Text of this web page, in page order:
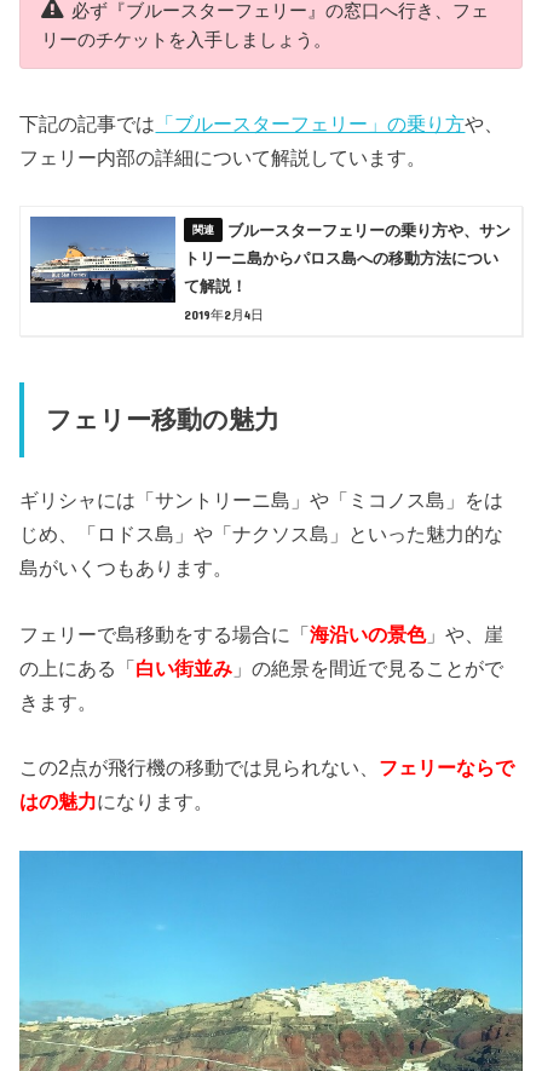
必ず『ブルースターフェリー』の窓口へ行き、フェ
リーのチケットを入手しましょう。
下記の記事では 「ブルースターフェリー」の乗り方や、
フェリー内部の詳細について解説しています。
ブルースターフェリーの乗り方や、サン
トリーニ島からパロス島への移動方法につい
て解説！
2019年2月4日
フェリー移動の魅力
ギリシャには「サントリーニ島」や「ミコノス島」をは
じめ、「ロドス島」や「ナクソス島」といった魅力的な
島がいくつもあります。
フェリーで島移動をする場合に「海沿いの景色」や、崖
の上にある「白い街並み 」の絶景を間近で見ることがで
きます。
この2点が飛行機の移動では見られない、 フェリーならで
はの魅力になります。